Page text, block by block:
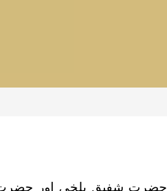
حضرت شفیق بلخی اور حضرت